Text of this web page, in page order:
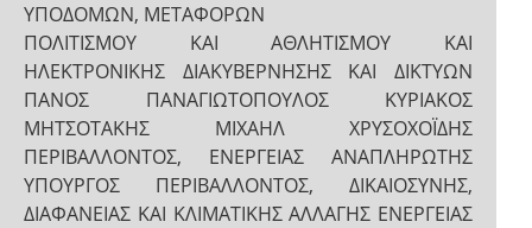
ΥΠΟΔΟΜΩΝ, ΜΕΤΑΦΟΡΩΝ
ΠΟΛΙΤΙΣΜΟΥ ΚΑΙ ΑΘΛΗΤΙΣΜΟΥ ΚΑΙ
ΗΛΕΚΤΡΟΝΙΚΗΣ ΔΙΑΚΥΒΕΡΝΗΣΗΣ ΚΑΙ ΔΙΚΤΥΩΝ
ΠΑΝΟΣ ΠΑΝΑΓΙΩΤΟΠΟΥΛΟΣ ΚΥΡΙΑΚΟΣ
ΜΗΤΣΟΤΑΚΗΣ ΜΙΧΑΗΛ ΧΡΥΣΟΧΟΪΔΗΣ
ΠΕΡΙΒΑΛΛΟΝΤΟΣ, ΕΝΕΡΓΕΙΑΣ ΑΝΑΠΛΗΡΩΤΗΣ
ΥΠΟΥΡΓΟΣ ΠΕΡΙΒΑΛΛΟΝΤΟΣ, ΔΙΚΑΙΟΣΥΝΗΣ,
ΔΙΑΦΑΝΕΙΑΣ ΚΑΙ ΚΛΙΜΑΤΙΚΗΣ ΑΛΛΑΓΗΣ ΕΝΕΡΓΕΙΑΣ